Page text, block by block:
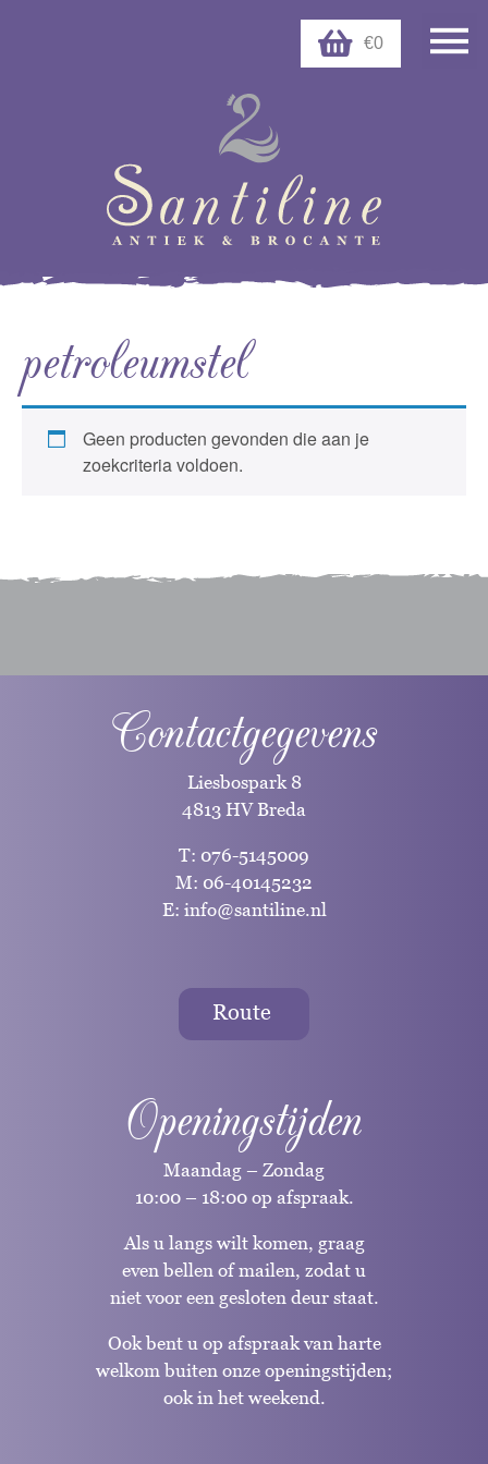
€0
petroleumstel
Geen producten gevonden die aan je
zoekcriteria voldoen.
Contactgegevens
Liesbospark 8
4813 HV Breda
T: 076-5145009
M: 06-40145232
E: info@santiline.nl
Route
Openingstijden
Maandag – Zondag
10:00 – 18:00 op afspraak.
Als u langs wilt komen, graag
even bellen of mailen, zodat u
niet voor een gesloten deur staat.
Ook bent u op afspraak van harte
welkom buiten onze openingstijden;
ook in het weekend.